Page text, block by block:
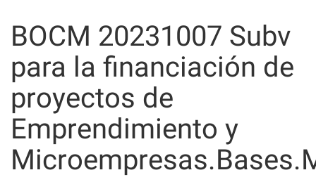
content
BOCM 20231007 Subv
para la financiación de
proyectos de
Emprendimiento y